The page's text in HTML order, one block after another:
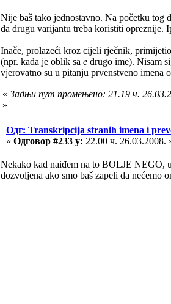
Nije baš tako jednostavno. Na početku
da drugu varijantu treba koristiti opreznije.
Inače, prolazeći kroz cijeli rječnik,
(npr. kada je oblik sa e drugo ime). Nisam
vjerovatno su u pitanju prvenstveno imena
« Задњи пут промењено: 21.19 ч.
»
Одг: Transkripcija stranih imena i
« Одговор #233 у: 22.00 ч. 26.03.2008.
Nekako kad naiđem na to BOLJE NEGO,
dozvoljena ako smo baš zapeli da nećemo